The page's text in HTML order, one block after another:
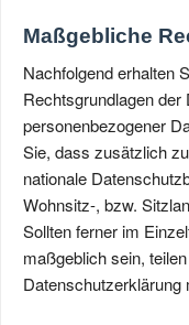
Maßgebliche
Nachfolgend erhalten
Rechtsgrundlagen der
personenbezogener
Sie, dass zusätzlich
nationale
Wohnsitz-, bzw.
Sollten ferner im
maßgeblich sein,
Datenschutzerklärung